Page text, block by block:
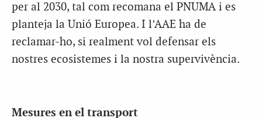
per al 2030, tal com recomana el PNUMA i es
planteja la Unió Europea. I l’AAE ha de
reclamar-ho, si realment vol defensar els
nostres ecosistemes i la nostra supervivència.
Mesures en el transport